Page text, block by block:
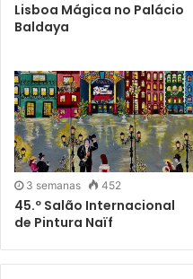
Lisboa Mágica no Palácio
Baldaya
3 semanas 452
45.º Salão Internacional
de Pintura Naïf